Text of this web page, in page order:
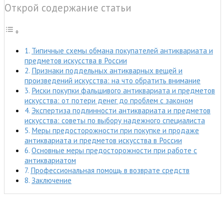
Открой содержание статьи
Типичные схемы обмана покупателей антиквариата и
предметов искусства в России
Признаки поддельных антикварных вещей и
произведений искусства: на что обратить внимание
Риски покупки фальшивого антиквариата и предметов
искусства: от потери денег до проблем с законом
Экспертиза подлинности антиквариата и предметов
искусства: советы по выбору надежного специалиста
Меры предосторожности при покупке и продаже
антиквариата и предметов искусства в России
Основные меры предосторожности при работе с
антиквариатом
Профессиональная помощь в возврате средств
Заключение